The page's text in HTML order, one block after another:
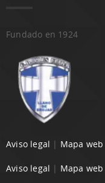
Fundado en 1924
Aviso legal | Mapa web
Aviso legal | Mapa web